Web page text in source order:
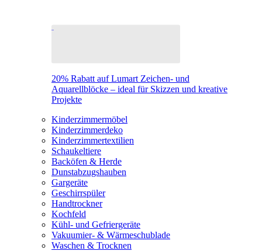
20% Rabatt auf Lumart Zeichen- und
Aquarellblöcke – ideal für Skizzen und kreative
Projekte
Kinderzimmermöbel
Kinderzimmerdeko
Kinderzimmertextilien
Schaukeltiere
Backöfen & Herde
Dunstabzugshauben
Gargeräte
Geschirrspüler
Handtrockner
Kochfeld
Kühl- und Gefriergeräte
Vakuumier- & Wärmeschublade
Waschen & Trocknen